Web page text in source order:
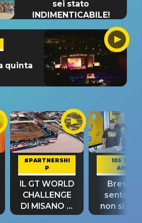
sei stato
INDIMENTICABILE!
quinta
#PARTNERSHI
P
IL GT WORLD
CHALLENGE
DI MISANO si
riconferma
105 TAKE
AWAY
Bresh:
non si
fino alla